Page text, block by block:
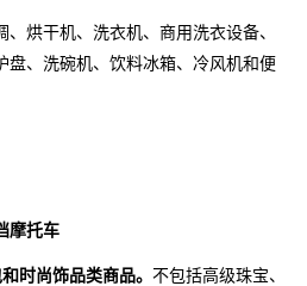
、烘干机、洗衣机、商用洗衣设备、
盘、洗碗机、饮料冰箱、冷风机和便
摩托车
时尚饰品类商品。 不包括高级珠宝、